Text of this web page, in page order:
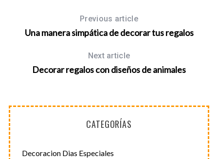
Previous article
Una manera simpática de decorar tus regalos
Next article
Decorar regalos con diseños de animales
CATEGORÍAS
Decoracion Dias Especiales